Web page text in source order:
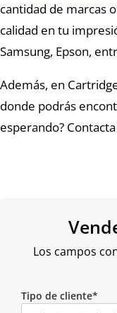
cantidad de marcas
calidad en tu
Samsung, Epson,
Además, en
donde podrás
esperando?
Los campos
Tipo de cliente*